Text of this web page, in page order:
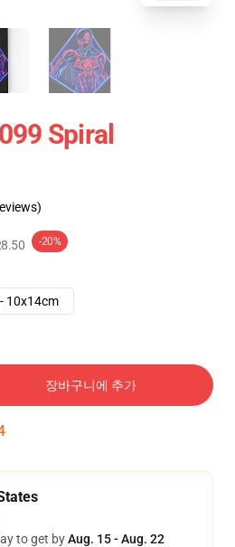
Spiral
-20%
10x14cm
장바구니에 추가
to get byAug. 15 - Aug. 22